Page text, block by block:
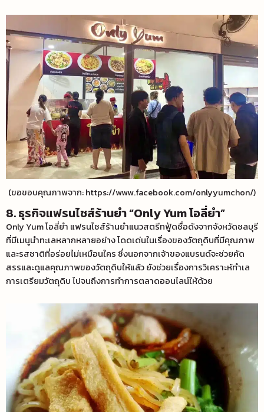
(ขอขอบคุณภาพจาก: https://www.facebook.com/onlyyumchon/)
8. ธุรกิจแฟรนไชส์ร้านยำ “Only Yum โอลี่ยำ”
Only Yum โอลี่ยำ แฟรนไชส์ร้านยำแนวสตรีทฟู้ดชื่อดังจากจังหวัดชลบุรี
ที่มีเมนูนำทะเลหลากหลายอย่าง โดดเด่นในเรื่องของวัตถุดิบที่มีคุณภาพ
และรสชาติที่อร่อยไม่เหมือนใคร ซึ่งนอกจากเจ้าของแบรนด์จะช่วยคัด
สรรและดูแลคุณภาพของวัตถุดิบให้แล้ว ยังช่วยเรื่องการวิเคราะห์ทำเล
การเตรียมวัตถุดิบ ไปจนถึงการทำการตลาดออนไลน์ให้ด้วย